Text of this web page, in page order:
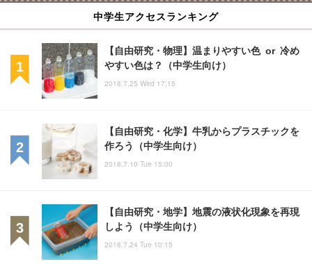
中学生アクセスランキング
【自由研究・物理】温まりやすい色 or 冷め
やすい色は？（中学生向け）
2018.7.25 Wed 17:15
【自由研究・化学】牛乳からプラスチックを
作ろう（中学生向け）
2018.7.10 Tue 15:00
【自由研究・地学】地震の液状化現象を再現
しよう（中学生向け）
2018.7.24 Tue 10:15